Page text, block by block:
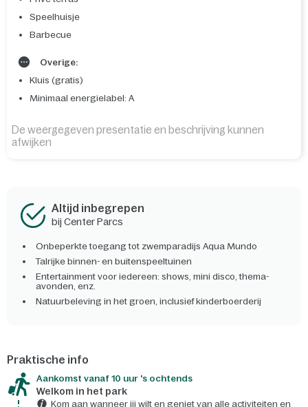
Speelhuisje
Barbecue
Overige:
Kluis (gratis)
Minimaal energielabel: A
De weergegeven presentatie en beschrijving kunnen
afwijken
Altijd inbegrepen
bij Center Parcs
Onbeperkte toegang tot zwemparadijs Aqua Mundo
Talrijke binnen- en buitenspeeltuinen
Entertainment voor iedereen: shows, mini disco, thema-
avonden, enz.
Natuurbeleving in het groen, inclusief kinderboerderij
Praktische info
Aankomst vanaf 10 uur 's ochtends
Welkom in het park
Kom aan wanneer jij wilt en geniet van alle activiteiten en